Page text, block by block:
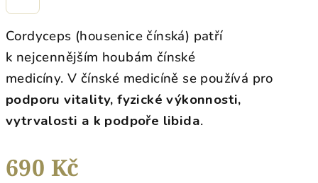
Cordyceps (housenice čínská) patří
k nejcennějším houbám čínské
medicíny. V čínské medicíně se používá pro
podporu vitality, fyzické výkonnosti,
vytrvalosti a k podpoře libida.
690 Kč